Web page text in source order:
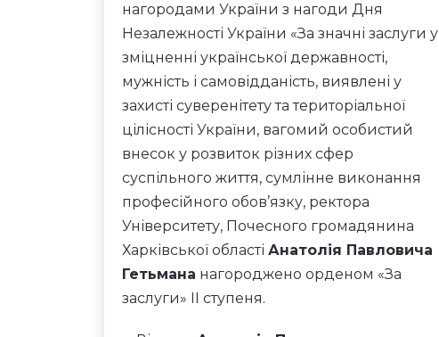
нагородами України з нагоди Дня
Незалежності України «За значні заслуги у
зміцненні української державності,
мужність і самовідданість, виявлені у
захисті суверенітету та територіальної
цілісності України, вагомий особистий
внесок у розвиток різних сфер
суспільного життя, сумлінне виконання
професійного обов’язку, ректора
Університету, Почесного громадянина
Харківської області Анатолія Павловича
Гетьмана нагороджено орденом «За
заслуги» ІІ ступеня.